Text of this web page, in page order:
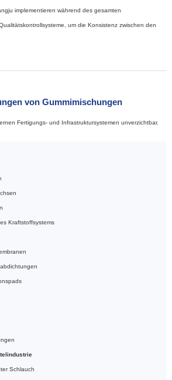
implementieren während des gesamten
um die Konsistenz zwischen den
von Gummimischungen
Fertigungs- und Infrastruktursystemen unverzichtbar.
Kraftstoffsystems
Schlauch